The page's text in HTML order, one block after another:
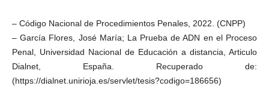
– Código Nacional de Procedimientos Penales, 2022. (CNPP)
– García Flores, José María; La Prueba de ADN en el Proceso
Penal, Universidad Nacional de Educación a distancia, Articulo
Dialnet, España. Recuperado de:
(https://dialnet.unirioja.es/servlet/tesis?codigo=186656)